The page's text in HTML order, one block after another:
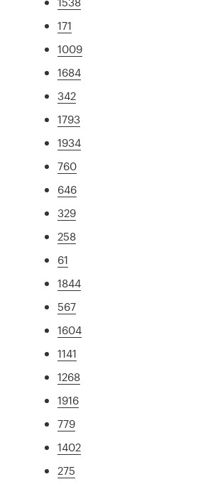
171
1009
1684
342
1793
1934
760
646
329
258
61
1844
567
1604
1141
1268
1916
779
1402
275